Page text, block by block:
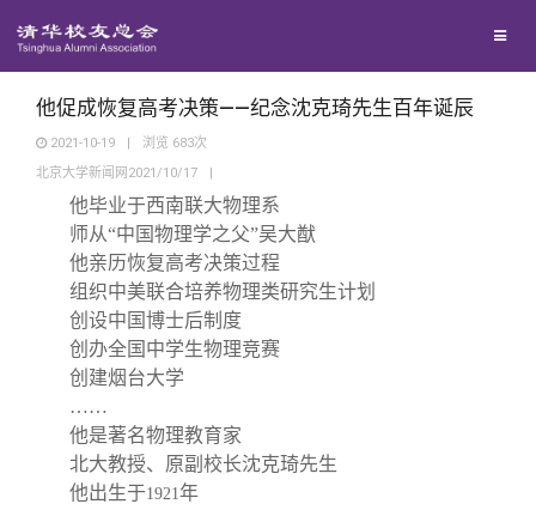
西南联大校友会
回馈母校
捐赠项目
捐赠新闻
捐赠方法
媒体平台
《清华校友通讯》
我要订阅
百年清华
清华故事
终身学习
校友总会
他促成恢复高考决策——纪念沈克琦先生百年诞辰
2021-10-19 | 浏览 683次
北京大学新闻网2021/10/17
|
他毕业于西南联大物理系
师从“中国物理学之父”吴大猷
他亲历恢复高考决策过程
组织中美联合培养物理类研究生计划
创设中国博士后制度
创办全国中学生物理竞赛
创建烟台大学
……
他是著名物理教育家
北大教授、原副校长沈克琦先生
他出生于1921年